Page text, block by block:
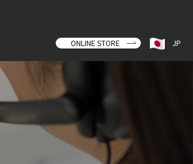
ONLINE STORE JP